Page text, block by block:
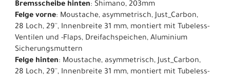
Bremsscheibe hinten: Shimano, 203mm
Felge vorne: Moustache, asymmetrisch, Just_Carbon,
28 Loch, 29'', Innenbreite 31 mm, montiert mit Tubeless-
Ventilen und -Flaps, Dreifachspeichen, Aluminium
Sicherungsmuttern
Felge hinten: Moustache, asymmetrisch, Just_Carbon,
28 Loch, 29'', Innenbreite 31 mm, montiert mit Tubeless-